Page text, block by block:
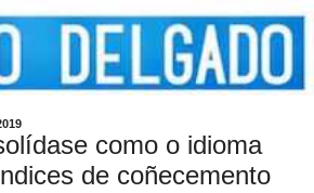
como o idioma
de coñecemento